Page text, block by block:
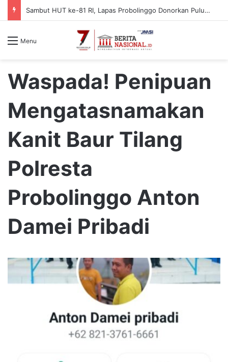
Sambut HUT ke-81 RI, Lapas Probolinggo Donorkan Puluhan Kantong Darah untuk Masyarakat
Menu
Waspada! Penipuan
Mengatasnamakan
Kanit Baur Tilang
Polresta
Probolinggo Anton
Damei Pribadi